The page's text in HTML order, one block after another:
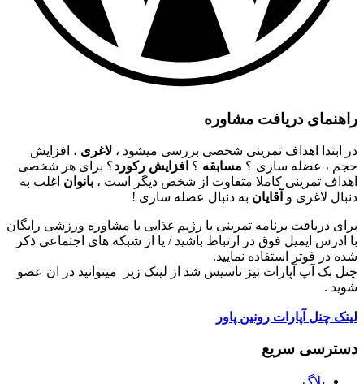
راهنمای دریافت مشاوره
در ابتدا اهداف تمرینی شخصی بررسی میشود ، لاغری ، افزایش
حجم ، عضله سازی ؟ مسابقه ؟ افزایش رکورد؟ برای هر شخصی
اهداف تمرینی کاملا متفاوت از شخص دیگر است ، بانوان اغلب به
دنبال لاغری و آقایان به دنبال عضله سازی !
برای دریافت برنامه تمرینی یا رژیم غذایی یا مشاوره ورزشی رایگان
با ادرس ایمیل فوق در ارتباط باشید / یا از شبکه های اجتماعی ذکر
شده در فوتر استفاده نمایید.
چنل بک آپ آپارات نیز تاسیس شد از لینک زیر میتوانید در ان عصو
شوید .
لینک چنل آپارات رونین پاور
دسترسی سریع
بلاگ